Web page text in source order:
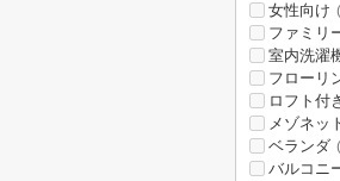
女性向け
ファミリ
室内洗濯
フローリ
ロフト付
メゾネッ
ベランダ
バルコニ